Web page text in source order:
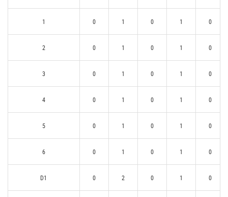
1 0 1 0 1 0
2 0 1 0 1 0
3 0 1 0 1 0
4 0 1 0 1 0
5 0 1 0 1 0
6 0 1 0 1 0
D1 0 2 0 1 0